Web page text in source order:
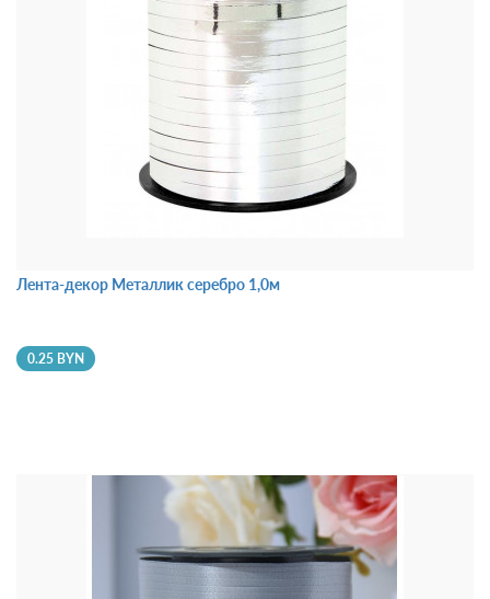
Лента-декор Металлик серебро 1,0м
0.25 BYN